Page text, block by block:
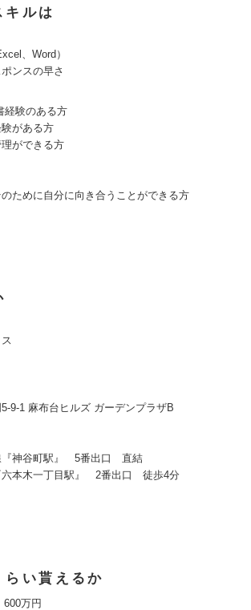
キルは
、Word）
ンスの早さ
経験のある方
験がある方
理ができる方
ために自分に向き合うことができる方
9-1 麻布台ヒルズ ガーデンプラザB
『神谷町駅』 5番出口 直結
六本木一丁目駅』 2番出口 徒歩4分
らい貰えるか
万円